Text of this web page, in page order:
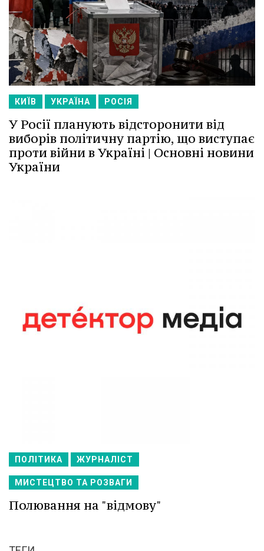
КИЇВ УКРАЇНА РОСІЯ
У Росії планують відсторонити від
виборів політичну партію, що виступає
проти війни в Україні | Основні новини
України
ПОЛІТИКА ЖУРНАЛІСТ
МИСТЕЦТВО ТА РОЗВАГИ
Полювання на "відмову"